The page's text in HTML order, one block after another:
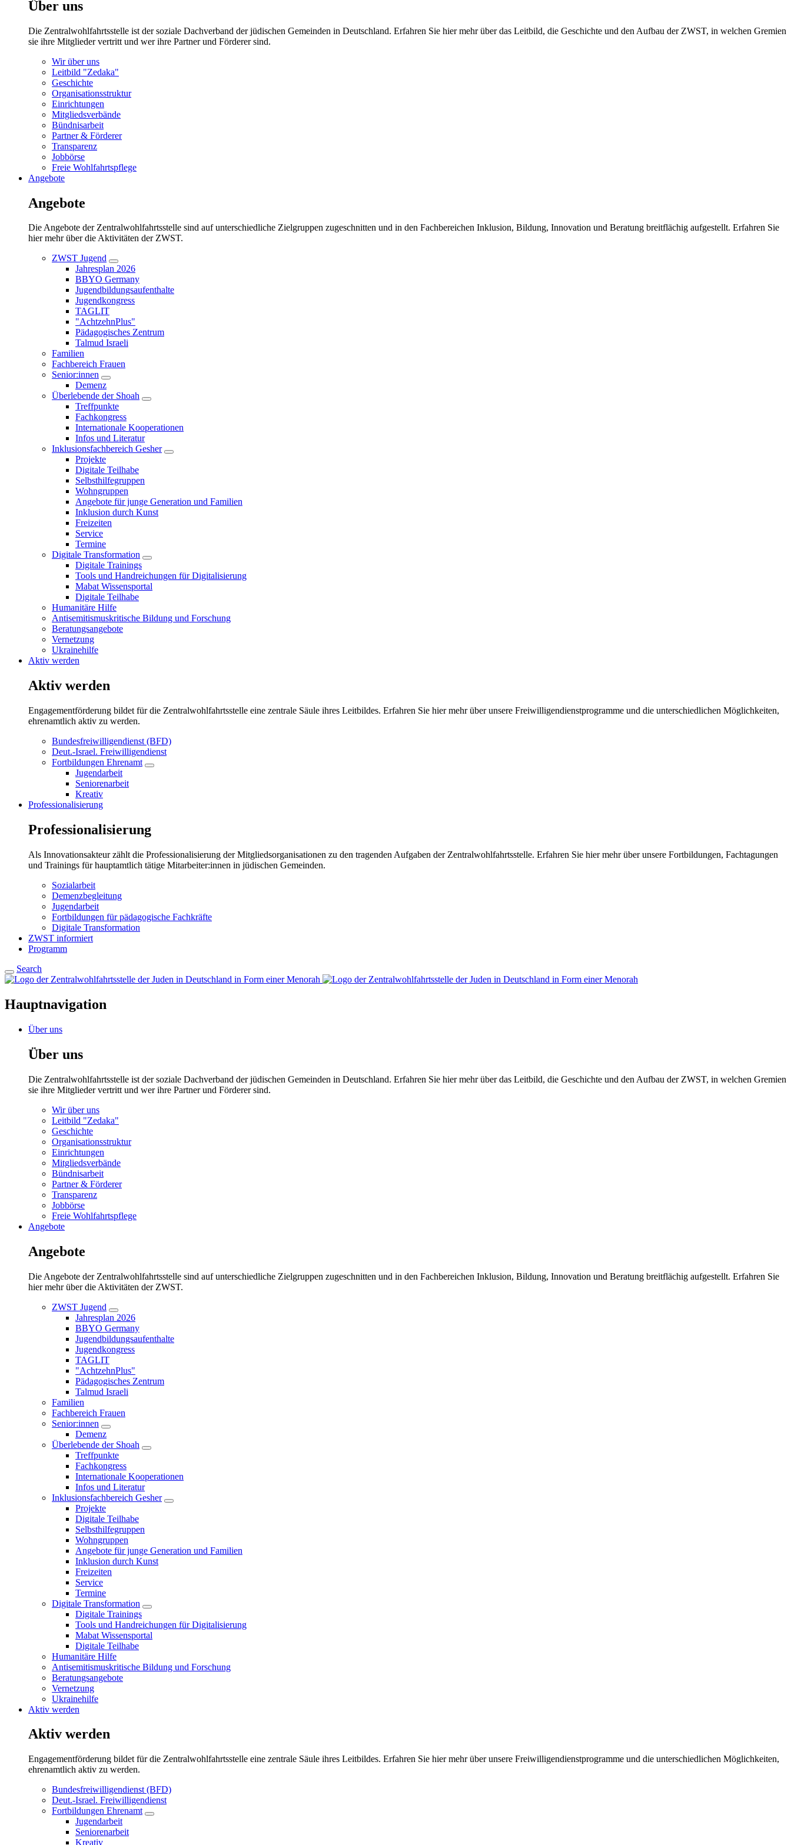
Über uns
Die Zentralwohlfahrtsstelle ist der soziale Dachverband der jüdischen Gemeinden in Deutschland. Erfahren Sie hier mehr über das Leitbild, die Geschichte und den Aufbau der ZWST, in welchen Gremien
sie ihre Mitglieder vertritt und wer ihre Partner und Förderer sind.
Wir über uns
Leitbild "Zedaka"
Geschichte
Organisationsstruktur
Einrichtungen
Mitgliedsverbände
Bündnisarbeit
Partner & Förderer
Transparenz
Jobbörse
Freie Wohlfahrtspflege
Angebote
Angebote
Die Angebote der Zentralwohlfahrtsstelle sind auf unterschiedliche Zielgruppen zugeschnitten und in den Fachbereichen Inklusion, Bildung, Innovation und Beratung breitflächig aufgestellt. Erfahren Sie
hier mehr über die Aktivitäten der ZWST.
ZWST Jugend
Untermenü
öffnen/schließen
Jahresplan 2026
BBYO Germany
Jugendbildungsaufenthalte
Jugendkongress
TAGLIT
"AchtzehnPlus"
Pädagogisches Zentrum
Talmud Israeli
Familien
Fachbereich Frauen
Senior:innen
Untermenü
öffnen/schließen
Demenz
Überlebende der Shoah
Untermenü
Treffpunkte
Fachkongress
Internationale Kooperationen
Infos und Literatur
Inklusionsfachbereich Gesher
Untermenü
Projekte
Digitale Teilhabe
Selbsthilfegruppen
Wohngruppen
Angebote für junge Generation und Familien
Inklusion durch Kunst
Freizeiten
Service
Termine
Digitale Transformation
Untermenü
öffnen/schließen
Digitale Trainings
Tools und Handreichungen für Digitalisierung
Mabat Wissensportal
Digitale Teilhabe
Humanitäre Hilfe
Antisemitismuskritische Bildung und Forschung
Beratungsangebote
Vernetzung
Ukrainehilfe
Aktiv werden
Aktiv werden
Engagementförderung bildet für die Zentralwohlfahrtsstelle eine zentrale Säule ihres Leitbildes. Erfahren Sie hier mehr über unsere Freiwilligendienstprogramme und die unterschiedlichen Möglichkeiten,
ehrenamtlich aktiv zu werden.
Bundesfreiwilligendienst (BFD)
Deut.-Israel. Freiwilligendienst
Fortbildungen Ehrenamt
Untermenü
Jugendarbeit
Seniorenarbeit
Kreativ
Professionalisierung
Professionalisierung
Als Innovationsakteur zählt die Professionalisierung der Mitgliedsorganisationen zu den tragenden Aufgaben der Zentralwohlfahrtsstelle. Erfahren Sie hier mehr über unsere Fortbildungen, Fachtagungen
und Trainings für hauptamtlich tätige Mitarbeiter:innen in jüdischen Gemeinden.
Sozialarbeit
Demenzbegleitung
Jugendarbeit
Fortbildungen für pädagogische Fachkräfte
Digitale Transformation
ZWST informiert
Programm
Search
Hauptnavigation
Über uns
Über uns
Die Zentralwohlfahrtsstelle ist der soziale Dachverband der jüdischen Gemeinden in Deutschland. Erfahren Sie hier mehr über das Leitbild, die Geschichte und den Aufbau der ZWST, in welchen Gremien
sie ihre Mitglieder vertritt und wer ihre Partner und Förderer sind.
Wir über uns
Leitbild "Zedaka"
Geschichte
Organisationsstruktur
Einrichtungen
Mitgliedsverbände
Bündnisarbeit
Partner & Förderer
Transparenz
Jobbörse
Freie Wohlfahrtspflege
Angebote
Angebote
Die Angebote der Zentralwohlfahrtsstelle sind auf unterschiedliche Zielgruppen zugeschnitten und in den Fachbereichen Inklusion, Bildung, Innovation und Beratung breitflächig aufgestellt. Erfahren Sie
hier mehr über die Aktivitäten der ZWST.
ZWST Jugend
Untermenü
öffnen/schließen
Jahresplan 2026
BBYO Germany
Jugendbildungsaufenthalte
Jugendkongress
TAGLIT
"AchtzehnPlus"
Pädagogisches Zentrum
Talmud Israeli
Familien
Fachbereich Frauen
Senior:innen
Untermenü
öffnen/schließen
Demenz
Überlebende der Shoah
Untermenü
Treffpunkte
Fachkongress
Internationale Kooperationen
Infos und Literatur
Inklusionsfachbereich Gesher
Untermenü
Projekte
Digitale Teilhabe
Selbsthilfegruppen
Wohngruppen
Angebote für junge Generation und Familien
Inklusion durch Kunst
Freizeiten
Service
Termine
Digitale Transformation
Untermenü
öffnen/schließen
Digitale Trainings
Tools und Handreichungen für Digitalisierung
Mabat Wissensportal
Digitale Teilhabe
Humanitäre Hilfe
Antisemitismuskritische Bildung und Forschung
Beratungsangebote
Vernetzung
Ukrainehilfe
Aktiv werden
Aktiv werden
Engagementförderung bildet für die Zentralwohlfahrtsstelle eine zentrale Säule ihres Leitbildes. Erfahren Sie hier mehr über unsere Freiwilligendienstprogramme und die unterschiedlichen Möglichkeiten,
ehrenamtlich aktiv zu werden.
Bundesfreiwilligendienst (BFD)
Deut.-Israel. Freiwilligendienst
Fortbildungen Ehrenamt
Untermenü
Jugendarbeit
Seniorenarbeit
Kreativ